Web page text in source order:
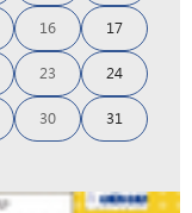
16 17
23 24
30 31